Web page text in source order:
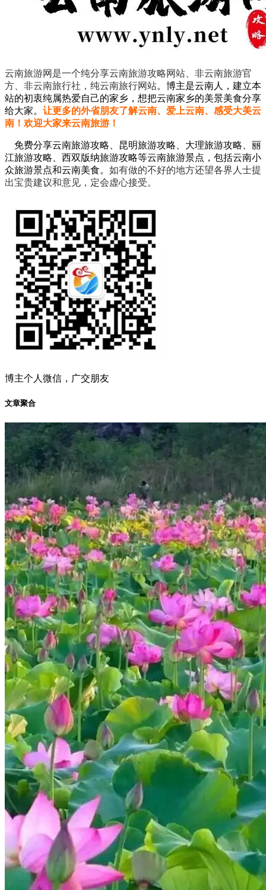
云南旅游网是一个纯分享云南旅游攻略网站、非云南旅游官
方、非云南旅行社，纯云南旅行网站。 博主是云南人，建立本
站的初衷纯属热爱自己的家乡，想把云南家乡的美景美食分享
给大家。 让更多的外省朋友了解云南、爱上云南、感受大美云
南！欢迎大家来云南旅游！
免费分享云南旅游攻略、昆明旅游攻略、大理旅游攻略、丽
江旅游攻略、西双版纳旅游攻略等云南旅游景点，包括云南小
众旅游景点和云南美食。 如有做的不好的地方还望各界人士提
出宝贵建议和意见，定会虚心接受。
博主个人微信，广交朋友
文章聚合